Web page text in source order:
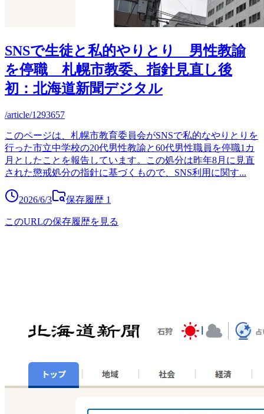
SNSで生徒と私的やりとり 男性教諭
を停職 札幌市教委、指針見直し後
初：北海道新聞デジタル
/article/1293657
このページは、札幌市教育委員会がSNSで私的なやりとりを
行った市立中学校の20代男性教諭と60代男性職員を停職1カ
月としたことを報告しています。この処分は昨年8月に見直
された懲戒処分の指針に基づくもので、SNS利用に関す...
2026/6/3 保存履歴 1
このURLの保存履歴を見る